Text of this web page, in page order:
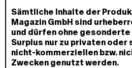
Sämtliche Inhalte der
Magazin GmbH sind
und dürfen ohne
Surplus nur zu privaten oder
nicht-kommerziellen bzw.
Zwecken genutzt werden.